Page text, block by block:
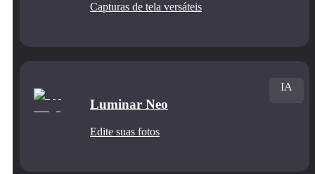
Capturas de tela versáteis
Luminar Neo
Edite suas fotos
IA